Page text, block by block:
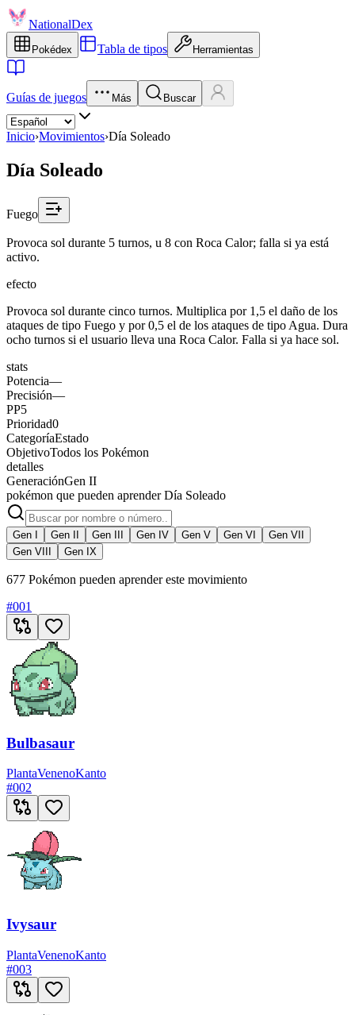
NationalDex
Pokédex Tabla de tipos Herramientas
Guías de juegos Más Buscar
Inicio›Movimientos›Día Soleado
Día Soleado
Fuego
Provoca sol durante 5 turnos, u 8 con Roca Calor; falla si ya está
activo.
efecto
Provoca sol durante cinco turnos. Multiplica por 1,5 el daño de los
ataques de tipo Fuego y por 0,5 el de los ataques de tipo Agua. Dura
ocho turnos si el usuario lleva una Roca Calor. Falla si ya hace sol.
stats
Potencia—
Precisión—
PP5
Prioridad0
CategoríaEstado
ObjetivoTodos los Pokémon
detalles
GeneraciónGen II
pokémon que pueden aprender Día Soleado
Gen I Gen II Gen III Gen IV Gen V Gen VI
Gen VII
Gen VIII
Gen IX
677 Pokémon pueden aprender este movimiento
#001
Bulbasaur
PlantaVenenoKanto
#002
Ivysaur
PlantaVenenoKanto
#003